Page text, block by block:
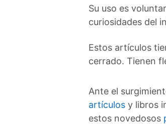
Su uso es
curiosidades del
Estos artículos
cerrado. Tienen
Ante el
artículos y libros
estos novedosos